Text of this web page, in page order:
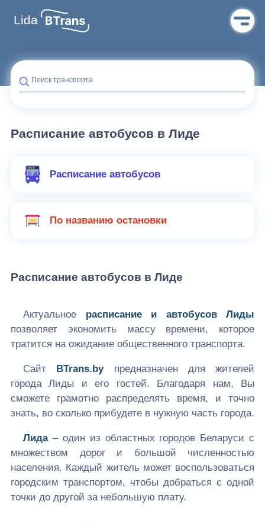
Lida
Поиск транспорта
Расписание автобусов в Лиде
Расписание автобусов
По названию остановки
Расписание автобусов в Лиде
Актуальное расписание и автобусов Лиды
позволяет экономить массу времени, которое
тратится на ожидание общественного транспорта.
Сайт BTrans.byпредназначен для жителей
города Лиды и его гостей. Благодаря нам, Вы
сможете грамотно распределять время, и точно
знать, во сколько прибудете в нужную часть города.
Лида– один из областных городов Беларуси с
множеством дорог и большой численностью
населения. Каждый житель может воспользоваться
городским транспортом, чтобы добраться с одной
точки до другой за небольшую плату.